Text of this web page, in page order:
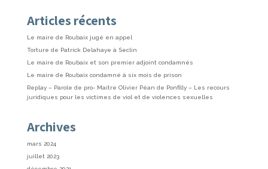
Articles récents
Le maire de Roubaix jugé en appel
Torture de Patrick Delahaye à Seclin
Le maire de Roubaix et son premier adjoint condamnés
Le maire de Roubaix condamné à six mois de prison
Replay – Parole de pro- Maitre Olivier Péan de Ponfilly – Les recours
juridiques pour les victimes de viol et de violences sexuelles
Archives
mars 2024
juillet 2023